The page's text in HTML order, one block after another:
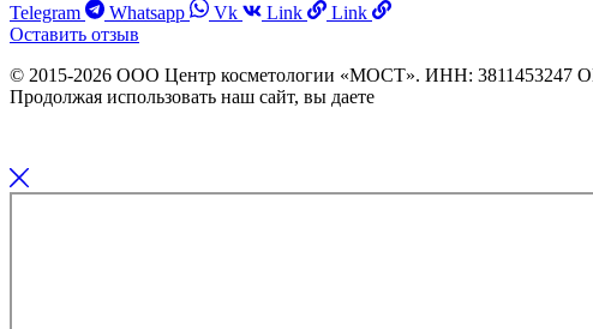
Telegram Whatsapp Vk Link
Link
Оставить отзыв
© 2015-2026 ООО Центр косметологии «МОСТ». ИНН: 3811453247
Продолжая использовать наш сайт, вы даете